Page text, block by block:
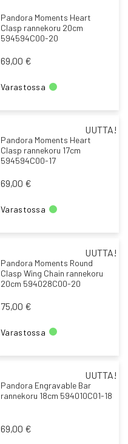
Pandora Moments Heart
Clasp rannekoru 20cm
594594C00-20
69,00 €
Varastossa
UUTTA!
Pandora Moments Heart
Clasp rannekoru 17cm
594594C00-17
69,00 €
Varastossa
UUTTA!
Pandora Moments Round
Clasp Wing Chain rannekoru
20cm 594028C00-20
75,00 €
Varastossa
UUTTA!
Pandora Engravable Bar
rannekoru 18cm 594010C01-18
69,00 €